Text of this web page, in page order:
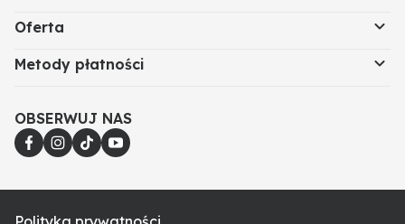
Oferta
Metody płatności
OBSERWUJ NAS